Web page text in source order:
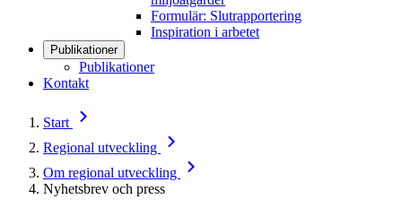
Formulär: Slutrapportering
Inspiration i arbetet
Publikationer
Publikationer
Kontakt
Start
Regional utveckling
Om regional utveckling
Nyhetsbrev och press